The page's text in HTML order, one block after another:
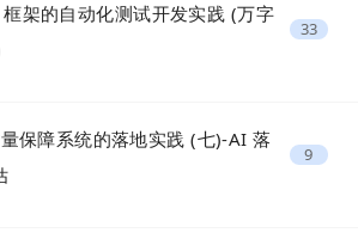
架的自动化测试开发实践 (万字
33
保障系统的落地实践 (七)-AI 落
9